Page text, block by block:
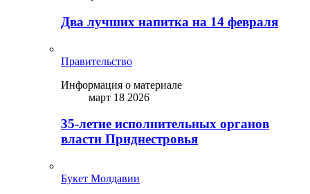
Два лучших напитка на 14 февраля
Правительство
Информация о материале
март 18 2026
35-летие исполнительных органов
власти Приднестровья
Букет Молдавии